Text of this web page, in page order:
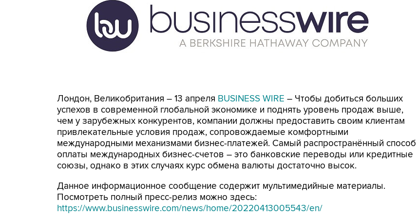
Лондон, Великобритания – 13 апреля BUSINESS WIRE – Чтобы добиться больших
успехов в современной глобальной экономике и поднять уровень продаж выше,
чем у зарубежных конкурентов, компании должны предоставить своим клиентам
привлекательные условия продаж, сопровождаемые комфортными
международными механизмами бизнес-платежей. Самый распространённый способ
оплаты международных бизнес-счетов – это банковские переводы или кредитные
союзы, однако в этих случаях курс обмена валюты достаточно высок.
Данное информационное сообщение содержит мультимедийные материалы.
Посмотреть полный пресс-релиз можно здесь:
https://www.businesswire.com/news/home/20220413005543/en/